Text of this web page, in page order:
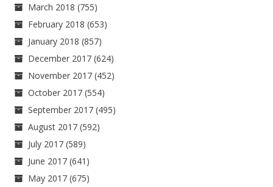
March 2018 (755)
February 2018 (653)
January 2018 (857)
December 2017 (624)
November 2017 (452)
October 2017 (554)
September 2017 (495)
August 2017 (592)
July 2017 (589)
June 2017 (641)
May 2017 (675)